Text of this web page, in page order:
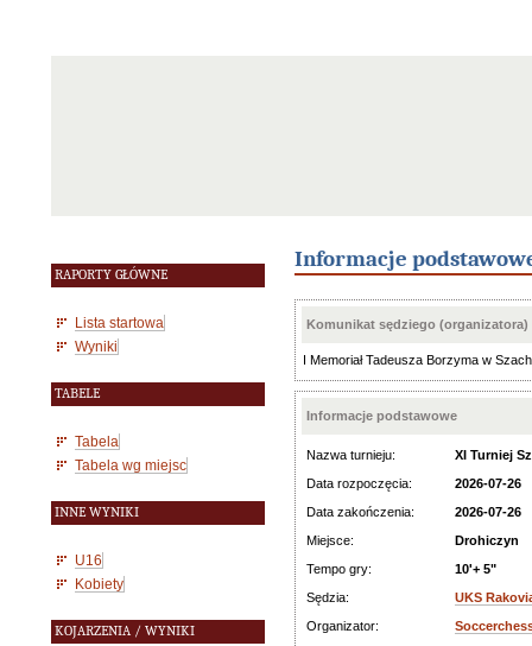
RAPORTY GŁÓWNE
Lista startowa
Wyniki
TABELE
Tabela
Tabela wg miejsc
INNE WYNIKI
U16
Kobiety
KOJARZENIA / WYNIKI
Informacje
Komunikat sędziego (organizatora)
I Memoriał Tadeusza Borzyma w
Informacje podstawowe
Nazwa turnieju:
XI Turniej
Data rozpoczęcia:
2026-07-26
Data zakończenia:
2026-07-26
Miejsce:
Drohiczyn
Tempo gry:
10'+ 5"
Sędzia:
UKS
Organizator: